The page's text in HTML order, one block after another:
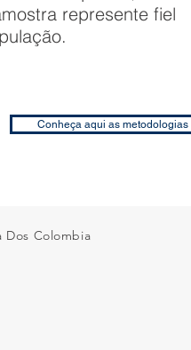
represente fiel
Conheça aqui as
Dos Colombia